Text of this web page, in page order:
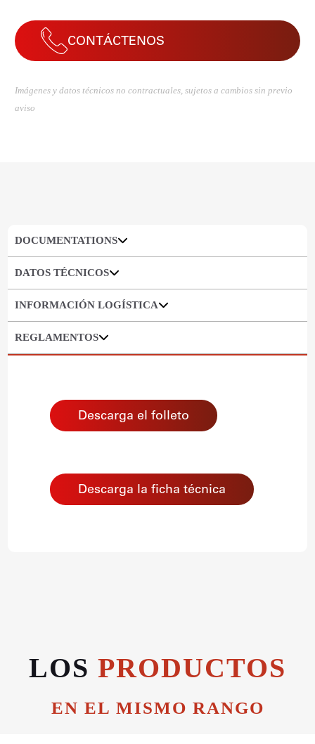
CONTÁCTENOS
Imágenes y datos técnicos no contractuales, sujetos a cambios sin previo
aviso
DOCUMENTATIONS
DATOS TÉCNICOS
INFORMACIÓN LOGÍSTICA
REGLAMENTOS
Descarga el folleto
Descarga la ficha técnica
LOS PRODUCTOS
EN EL MISMO RANGO